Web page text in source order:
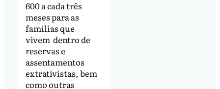
600 a cada três
meses para as
famílias que
vivem dentro de
reservas e
assentamentos
extrativistas, bem
como outras